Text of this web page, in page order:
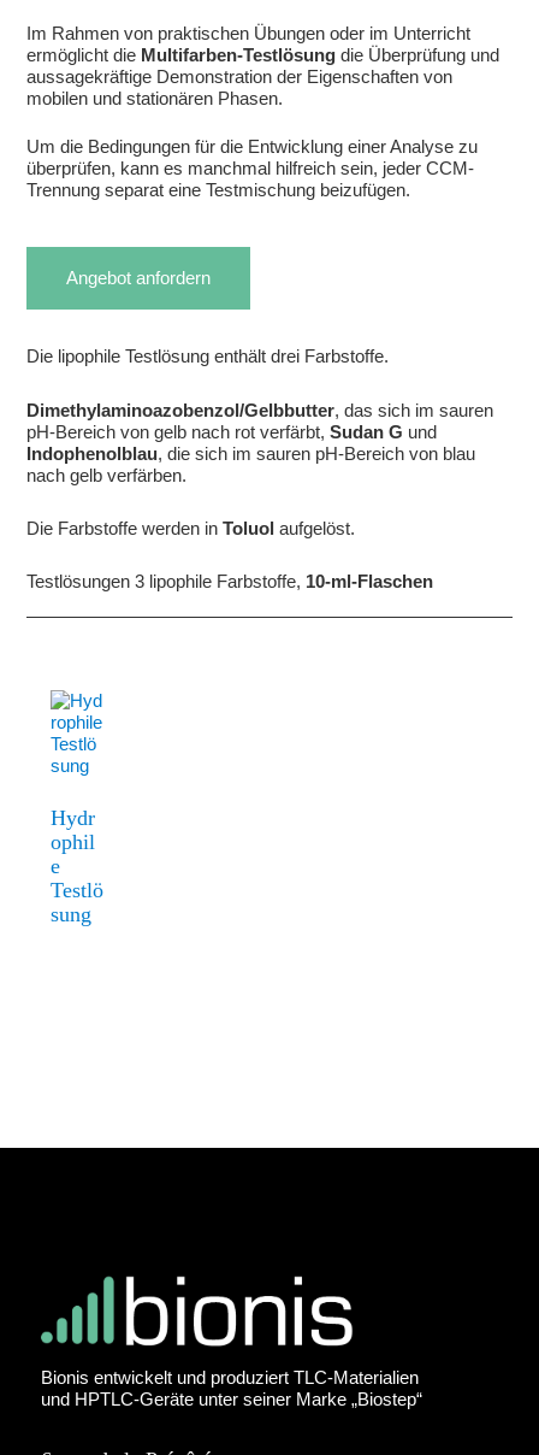
Im Rahmen von praktischen Übungen oder im Unterricht
ermöglicht die Multifarben-Testlösung die Überprüfung und
aussagekräftige Demonstration der Eigenschaften von
mobilen und stationären Phasen.
Um die Bedingungen für die Entwicklung einer Analyse zu
überprüfen, kann es manchmal hilfreich sein, jeder CCM-
Trennung separat eine Testmischung beizufügen.
Angebot anfordern
Die lipophile Testlösung enthält drei Farbstoffe.
Dimethylaminoazobenzol/Gelbbutter, das sich im sauren
pH-Bereich von gelb nach rot verfärbt,Sudan G und
Indophenolblau, die sich im sauren pH-Bereich von blau
nach gelb verfärben.
Die Farbstoffe werden inToluol aufgelöst.
Testlösungen 3 lipophile Farbstoffe, 10-ml-Flaschen
Hydr
ophil
e
Testlö
sung
Bionis entwickelt und produziert TLC-Materialien
und HPTLC-Geräte unter seiner Marke „Biostep“